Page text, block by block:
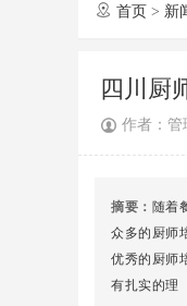
 首页 > 新
四川厨
作者：管
摘要： 随着
众多的厨师
优秀的厨师
有扎实的理